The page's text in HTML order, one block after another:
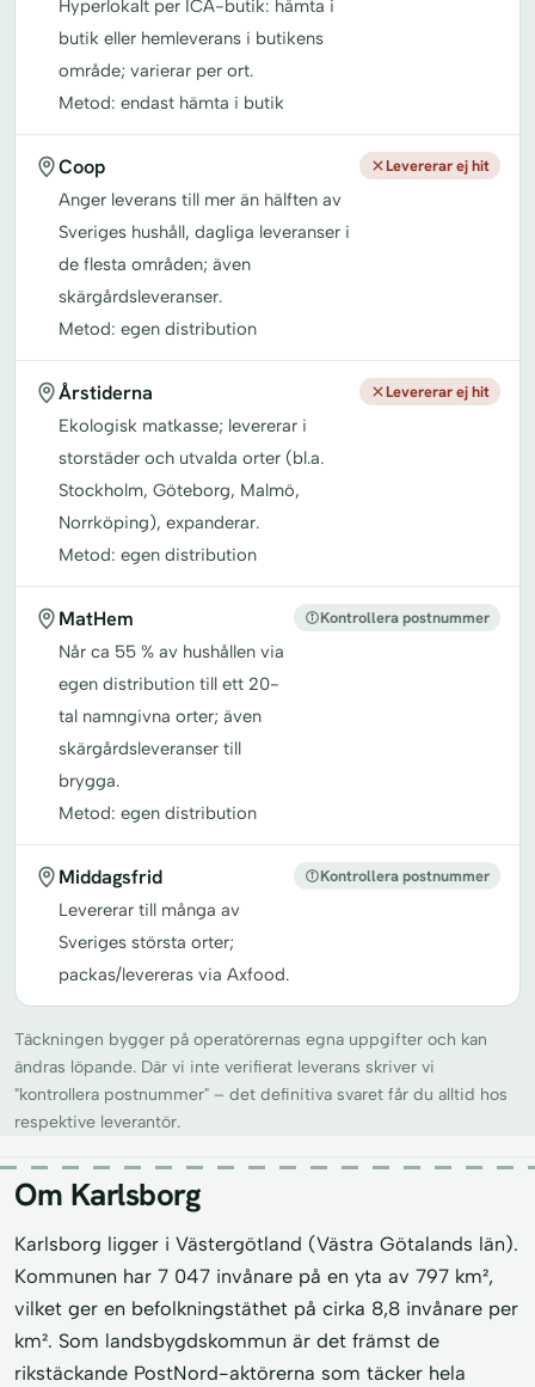
Hyperlokalt per ICA-butik: hämta i
butik eller hemleverans i butikens
område; varierar per ort.
Metod: endast hämta i butik
Coop
Anger leverans till mer än hälften av
Sveriges hushåll, dagliga leveranser i
de flesta områden; även
skärgårdsleveranser.
Metod: egen distribution
Levererar ej hit
Årstiderna
Ekologisk matkasse; levererar i
storstäder och utvalda orter (bl.a.
Stockholm, Göteborg, Malmö,
Norrköping), expanderar.
Metod: egen distribution
Levererar ej hit
MatHem
Når ca 55 % av hushållen via
egen distribution till ett 20-
tal namngivna orter; även
skärgårdsleveranser till
brygga.
Metod: egen distribution
Kontrollera postnummer
Middagsfrid
Levererar till många av
Sveriges största orter;
packas/levereras via Axfood.
Kontrollera postnummer
Täckningen bygger på operatörernas egna uppgifter och kan
ändras löpande. Där vi inte verifierat leverans skriver vi
"kontrollera postnummer" – det definitiva svaret får du alltid hos
respektive leverantör.
Om Karlsborg
Karlsborg ligger i Västergötland (Västra Götalands län).
Kommunen har 7 047 invånare på en yta av 797 km²,
vilket ger en befolkningstäthet på cirka 8,8 invånare per
km². Som landsbygdskommun är det främst de
rikstäckande PostNord-aktörerna som täcker hela